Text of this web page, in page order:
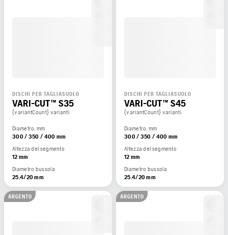
DISCHI PER TAGLIASUOLO
VARI-CUT™ S35
{variantCount} varianti
Diametro, mm
300 / 350 / 400 mm
Altezza del segmento
12 mm
Diametro bussola
25.4/20 mm
DISCHI PER TAGLIASUOLO
VARI-CUT™ S45
{variantCount} varianti
Diametro, mm
300 / 350 / 400 mm
Altezza del segmento
12 mm
Diametro bussola
25.4/20 mm
ARGENTO ARGENTO